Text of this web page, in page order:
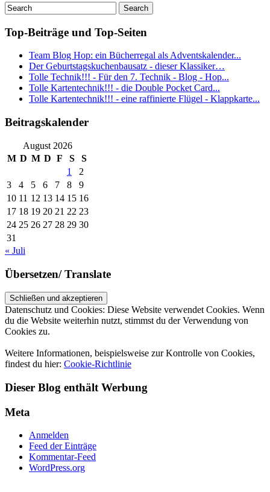
Top-Beiträge und Top-Seiten
Team Blog Hop: ein Bücherregal als Adventskalender...
Der Geburtstagskuchenbausatz - dieser Klassiker…
Tolle Technik!!! - Für den 7. Technik - Blog - Hop...
Tolle Kartentechnik!!! - die Double Pocket Card...
Tolle Kartentechnik!!! - eine raffinierte Flügel - Klappkarte...
Beitragskalender
August 2026
M D M D F S
S
1
2
3
4 5 6 7 8
9
10 11 12 13 14 15 16
17 18 19 20 21 22 23
24 25 26 27 28 29 30
31
« Juli
Übersetzen/ Translate
Datenschutz und Cookies: Diese Website verwendet Cookies. Wenn
du die Website weiterhin nutzt, stimmst du der Verwendung von
Cookies zu.
Weitere Informationen, beispielsweise zur Kontrolle von Cookies,
findest du hier: Cookie-Richtlinie
Dieser Blog enthält Werbung
Meta
Anmelden
Feed der Einträge
Kommentar-Feed
WordPress.org